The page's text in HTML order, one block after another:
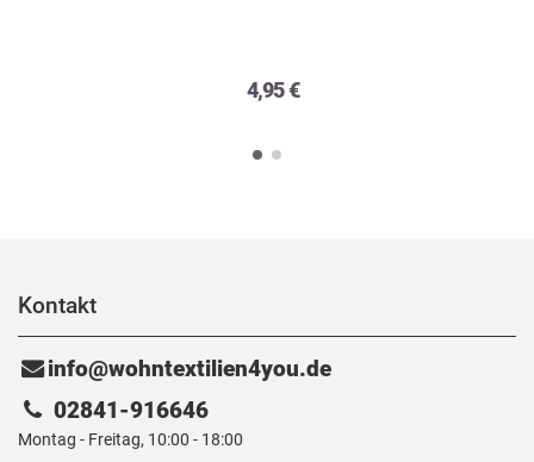
4,95 €
Kontakt
info@wohntextilien4you.de
02841-916646
Montag - Freitag, 10:00 - 18:00